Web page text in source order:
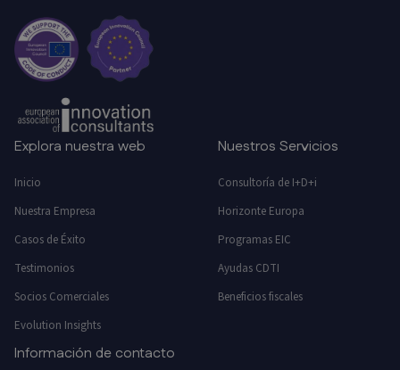
Explora nuestra web
Inicio
Nuestra Empresa
Casos de Éxito
Testimonios
Socios Comerciales
Evolution Insights
Nuestros Servicios
Consultoría de I+D+i
Horizonte Europa
Programas EIC
Ayudas CDTI
Beneficios fiscales
Información de contacto